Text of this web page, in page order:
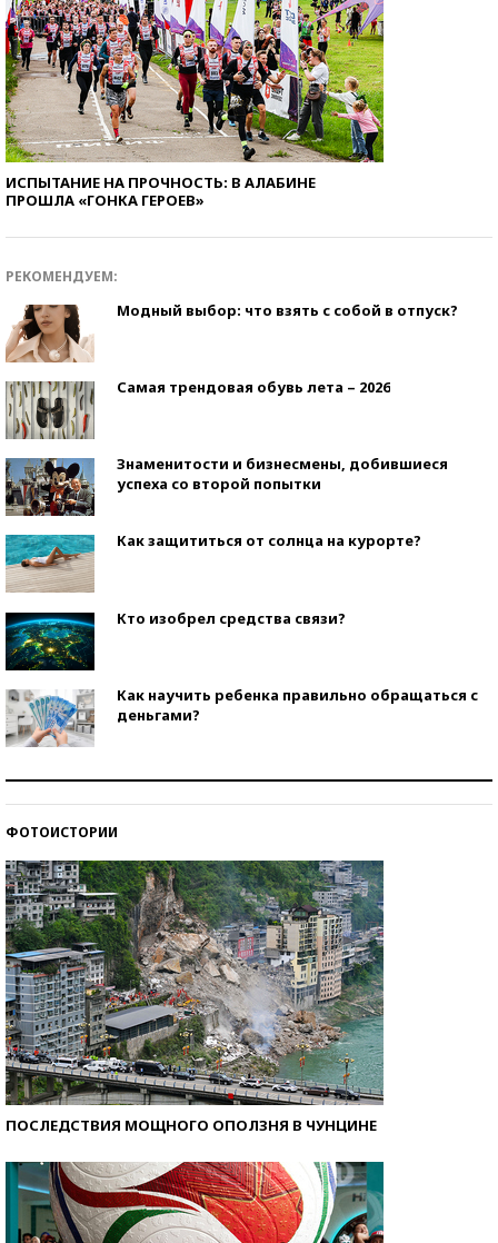
ИСПЫТАНИЕ НА ПРОЧНОСТЬ: В АЛАБИНЕ
ПРОШЛА «ГОНКА ГЕРОЕВ»
РЕКОМЕНДУЕМ:
Модный выбор: что взять с собой в отпуск?
Самая трендовая обувь лета – 2026
Знаменитости и бизнесмены, добившиеся
успеха со второй попытки
Как защититься от солнца на курорте?
Кто изобрел средства связи?
Как научить ребенка правильно обращаться с
деньгами?
ФОТОИСТОРИИ
ПОСЛЕДСТВИЯ МОЩНОГО ОПОЛЗНЯ В ЧУНЦИНЕ